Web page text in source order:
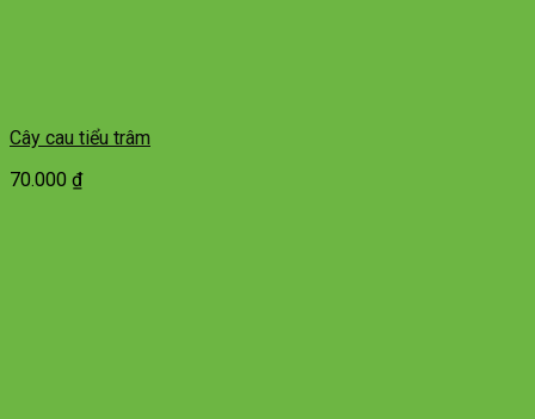
Cây cau tiểu trâm
70.000 ₫